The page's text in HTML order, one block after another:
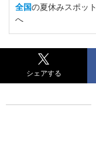
全国の夏休みスポッ
へ
シェアする